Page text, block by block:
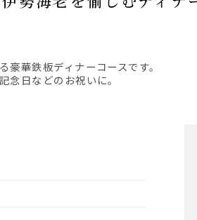
豪華鉄板ディナーコースです。
念日などのお祝いに。